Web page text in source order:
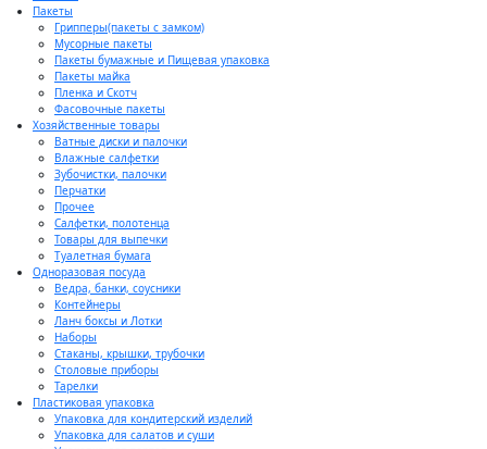
Пакеты
Грипперы(пакеты с замком)
Мусорные пакеты
Пакеты бумажные и Пищевая упаковка
Пакеты майка
Пленка и Скотч
Фасовочные пакеты
Хозяйственные товары
Ватные диски и палочки
Влажные салфетки
Зубочистки, палочки
Перчатки
Прочее
Салфетки, полотенца
Товары для выпечки
Туалетная бумага
Одноразовая посуда
Ведра, банки, соусники
Контейнеры
Ланч боксы и Лотки
Наборы
Стаканы, крышки, трубочки
Столовые приборы
Тарелки
Пластиковая упаковка
Упаковка для кондитерский изделий
Упаковка для салатов и суши